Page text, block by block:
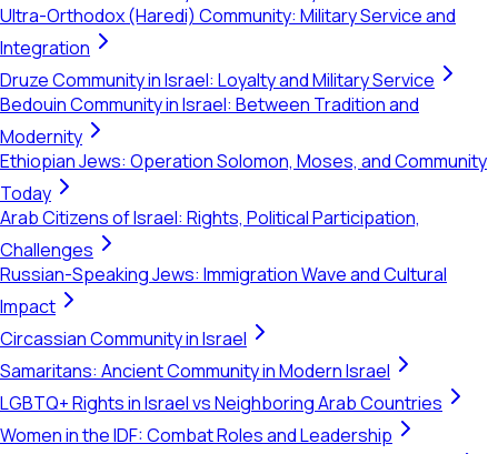
Ultra-Orthodox (Haredi) Community: Military Service and
Integration
Druze Community in Israel: Loyalty and Military Service
Bedouin Community in Israel: Between Tradition and
Modernity
Ethiopian Jews: Operation Solomon, Moses, and Community
Today
Arab Citizens of Israel: Rights, Political Participation,
Challenges
Russian-Speaking Jews: Immigration Wave and Cultural
Impact
Circassian Community in Israel
Samaritans: Ancient Community in Modern Israel
LGBTQ+ Rights in Israel vs Neighboring Arab Countries
Women in the IDF: Combat Roles and Leadership